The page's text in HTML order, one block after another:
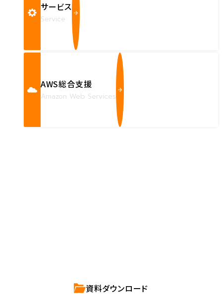
サービス
Service
AWS総合支援
Amazon Web Services
資料ダウンロード